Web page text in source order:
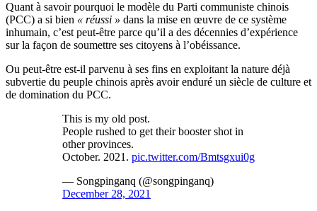
Quant à savoir pourquoi le modèle du Parti communiste chinois
(PCC) a si bien « réussi » dans la mise en œuvre de ce système
inhumain, c’est peut-être parce qu’il a des décennies d’expérience
sur la façon de soumettre ses citoyens à l’obéissance.
Ou peut-être est-il parvenu à ses fins en exploitant la nature déjà
subvertie du peuple chinois après avoir enduré un siècle de culture et
de domination du PCC.
This is my old post.
People rushed to get their booster shot in
other provinces.
October. 2021. pic.twitter.com/Bmtsgxui0g
— Songpinganq (@songpinganq)
December 28, 2021